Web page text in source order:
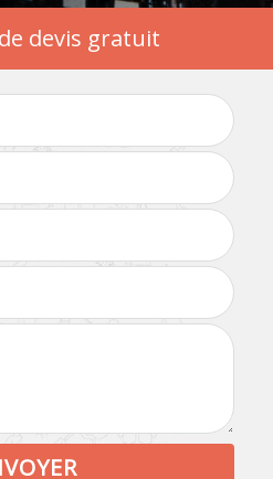
devis gratuit